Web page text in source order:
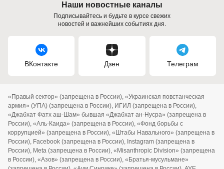
Наши новостные каналы
Подписывайтесь и будьте в курсе свежих
новостей и важнейших событиях дня.
ВКонтакте Дзен Телеграм
«Правый сектор» (запрещена в России), «Украинская повстанческая
армия» (УПА) (запрещена в России), ИГИЛ (запрещена в России),
«Джабхат Фатх аш-Шам» бывшая «Джабхат ан-Нусра» (запрещена в
России), «Аль-Каида» (запрещена в России), «Фонд борьбы с
коррупцией» (запрещена в России), «Штабы Навального» (запрещена в
России), Facebook (запрещена в России), Instagram (запрещена в
России), Meta (запрещена в России), «Misanthropic Division» (запрещена
в России), «Азов» (запрещена в России), «Братья-мусульмане»